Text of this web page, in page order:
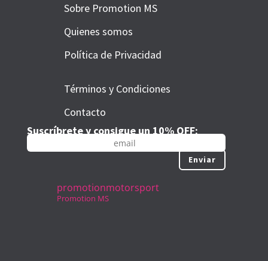
Sobre Promotion MS
Quienes somos
Política de Privacidad
Términos y Condiciones
Contacto
Suscríbrete y consigue un 10% OFF:
Enviar
promotionmotorsport
Promotion MS